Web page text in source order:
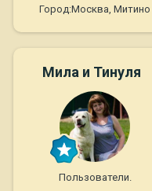
Город:Москва, Митино
Мила и Тинуля
Пользователи.